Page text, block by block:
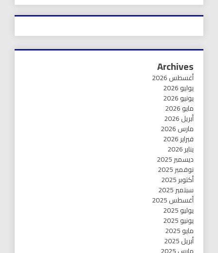
Archives
أغسطس 2026
يوليو 2026
يونيو 2026
مايو 2026
أبريل 2026
مارس 2026
فبراير 2026
يناير 2026
ديسمبر 2025
نوفمبر 2025
أكتوبر 2025
سبتمبر 2025
أغسطس 2025
يوليو 2025
يونيو 2025
مايو 2025
أبريل 2025